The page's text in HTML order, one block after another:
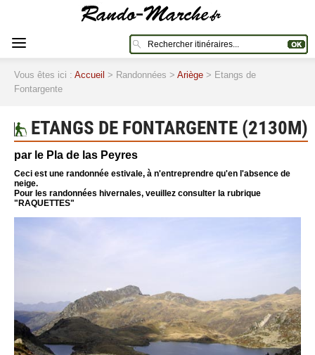
Vous êtes ici : Accueil > Randonnées > Ariège > Etangs de
Fontargente
ETANGS DE FONTARGENTE (2130M)
par le Pla de las Peyres
Ceci est une randonnée estivale, à n'entreprendre qu'en l'absence de
neige.
Pour les randonnées hivernales, veuillez consulter la rubrique
"RAQUETTES"